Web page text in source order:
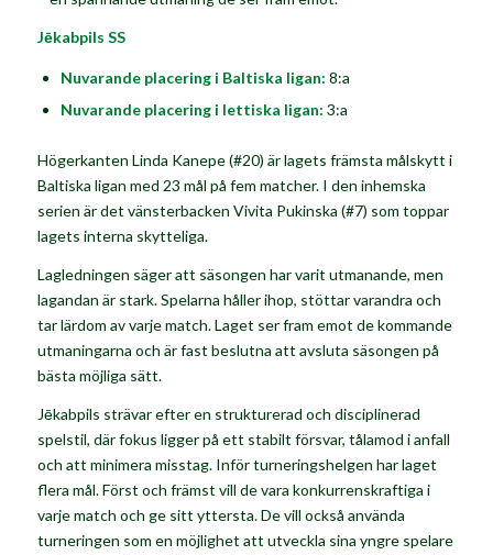
Jēkabpils SS
Nuvarande placering i Baltiska ligan: 8:a
Nuvarande placering i lettiska ligan: 3:a
Högerkanten Linda Kanepe(#20) är lagets främsta målskytt i
Baltiska ligan med 23 mål på fem matcher. I den inhemska
serien är det vänsterbacken Vivita Pukinska (#7) som toppar
lagets interna skytteliga.
Lagledningen säger att säsongen har varit utmanande, men
lagandan är stark. Spelarna håller ihop, stöttar varandra och
tar lärdom av varje match. Laget ser fram emot de kommande
utmaningarna och är fast beslutna att avsluta säsongen på
bästa möjliga sätt.
Jēkabpils strävar efter en strukturerad och disciplinerad
spelstil, där fokus ligger på ett stabilt försvar, tålamod i anfall
och att minimera misstag. Inför turneringshelgen har laget
flera mål. Först och främst vill de vara konkurrenskraftiga i
varje match och ge sitt yttersta. De vill också använda
turneringen som en möjlighet att utveckla sina yngre spelare